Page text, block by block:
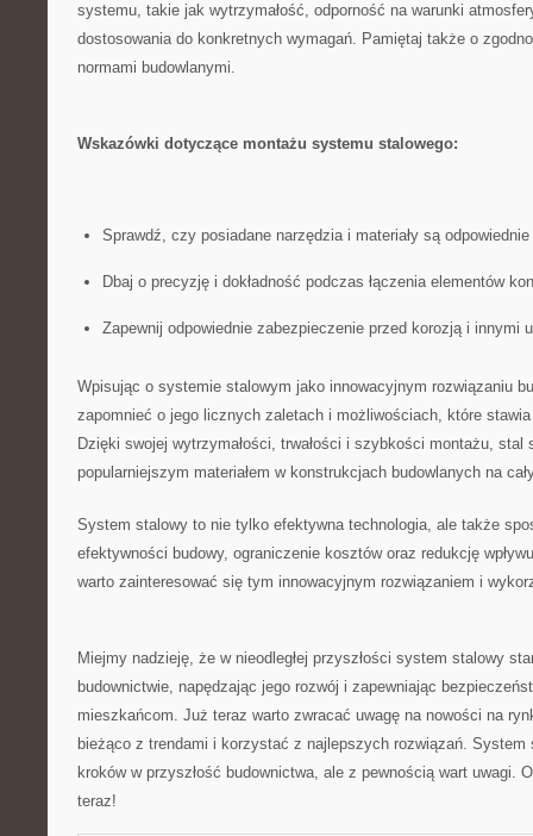
systemu, ⁣takie ‍jak wytrzymałość, odporność ⁣na warunki
dostosowania do konkretnych‍ wymagań. Pamiętaj także ​o
‌normami​ budowlanymi.
Wskazówki dotyczące montażu systemu stalowego:
Sprawdź,​ czy posiadane narzędzia⁤ i materiały są
Dbaj o precyzję i ⁣dokładność podczas łączenia elementów
Zapewnij odpowiednie zabezpieczenie przed korozją i innymi
Wpisując​ o systemie ​stalowym jako innowacyjnym rozwiązaniu
zapomnieć ⁤o⁢ jego licznych⁣ zaletach ‍i możliwościach, które
Dzięki swojej wytrzymałości,‍ trwałości i szybkości⁢ montażu, stal⁣
popularniejszym⁣ materiałem w konstrukcjach budowlanych na
System stalowy to nie⁢ tylko⁣ efektywna technologia, ale⁢ także‌
efektywności budowy, ⁤ograniczenie‍ kosztów oraz redukcję
warto zainteresować⁤ się tym innowacyjnym rozwiązaniem‌ i
Miejmy nadzieję, że w nieodległej⁤ przyszłości system stalowy
budownictwie, napędzając ‌jego rozwój i zapewniając​
mieszkańcom. Już teraz‍ warto⁢ zwracać uwagę⁢ na nowości na⁢
bieżąco z trendami i korzystać z najlepszych rozwiązań.‌
kroków w przyszłość ‌budownictwa, ale z pewnością wart ‌uwagi.
teraz!